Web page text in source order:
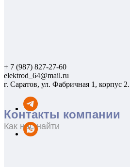
Контакты компании
Как нас найти
+ 7 (987) 827-27-60
elektrod_64@mail.ru
г. Саратов, ул. Фабричная 1, корпус 2.